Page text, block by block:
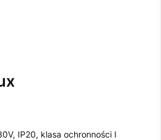
IP20, klasa ochronności I